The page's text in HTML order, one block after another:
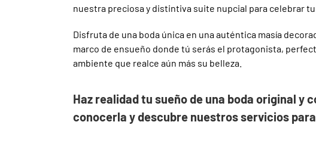
nuestra preciosa y distintiva suite nupcial para celebrar
Disfruta de una boda única en una auténtica masía
marco de ensueño donde tú serás el protagonista,
ambiente que realce aún más su belleza.
Haz realidad tu sueño de una boda original y
conocerla y descubre nuestros servicios